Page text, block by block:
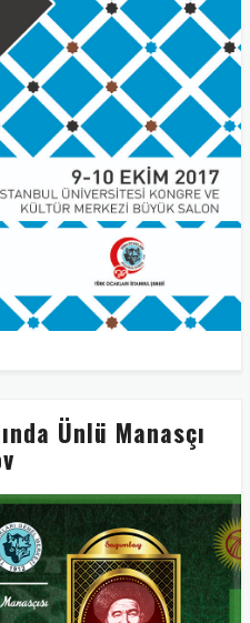
Ünlü Manasçı